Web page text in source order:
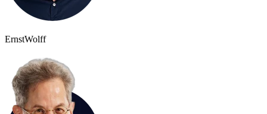
ErnstWolff